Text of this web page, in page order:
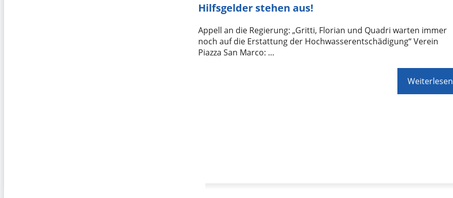
Hilfsgelder stehen aus!
Appell an die Regierung: „Gritti, Florian und Quadri warten immer
noch auf die Erstattung der Hochwasserentschädigung“ Verein
Piazza San Marco: …
Weiterlesen